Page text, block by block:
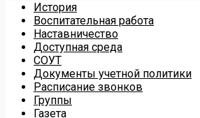
История
Воспитательная работа
Наставничество
Доступная среда
СОУТ
Документы учетной политики
Расписание звонков
Группы
Газета